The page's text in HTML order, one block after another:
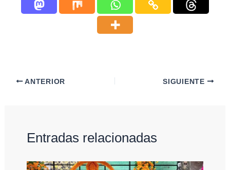
ANTERIOR SIGUIENTE
Entradas relacionadas